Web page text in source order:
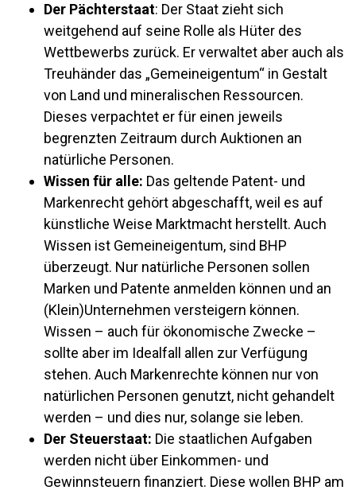
Der Pächterstaat: Der Staat zieht sich
weitgehend auf seine Rolle als Hüter des
Wettbewerbs zurück. Er verwaltet aber auch als
Treuhänder das „Gemeineigentum“ in Gestalt
von Land und mineralischen Ressourcen.
Dieses verpachtet er für einen jeweils
begrenzten Zeitraum durch Auktionen an
natürliche Personen.
Wissen für alle: Das geltende Patent- und
Markenrecht gehört abgeschafft, weil es auf
künstliche Weise Marktmacht herstellt. Auch
Wissen ist Gemeineigentum, sind BHP
überzeugt. Nur natürliche Personen sollen
Marken und Patente anmelden können und an
(Klein)Unternehmen versteigern können.
Wissen – auch für ökonomische Zwecke –
sollte aber im Idealfall allen zur Verfügung
stehen. Auch Markenrechte können nur von
natürlichen Personen genutzt, nicht gehandelt
werden – und dies nur, solange sie leben.
Der Steuerstaat: Die staatlichen Aufgaben
werden nicht über Einkommen- und
Gewinnsteuern finanziert. Diese wollen BHP am